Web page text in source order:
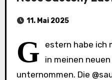
11. Mai 2025
G
estern habe ich
in meinen neuen
unternommen. Die